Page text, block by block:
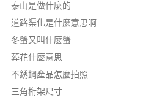
泰山是做什麼的
道路渠化是什麼意思啊
冬蟹又叫什麼蟹
葬花什麼意思
不銹鋼產品怎麼拍照
三角桁架尺寸